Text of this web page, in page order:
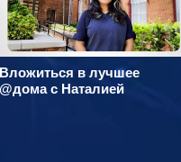
Вложиться в лучшее
@дома с Наталией